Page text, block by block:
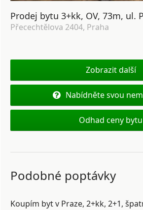
Přecechtělova 2404, Praha
Zobrazit další
Nabídněte svou
Odhad ceny bytu
Podobné poptávky
Koupím byt v Praze, 2+kk, 2+1,